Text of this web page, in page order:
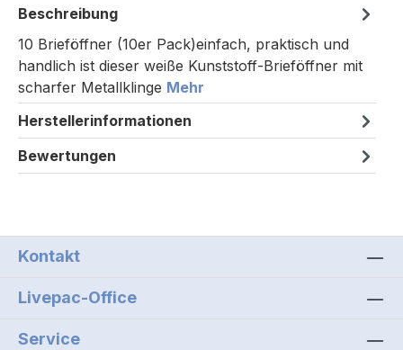
Beschreibung
10 Brieföffner (10er Pack)einfach, praktisch und
handlich ist dieser weiße Kunststoff-Brieföffner mit
scharfer Metallklinge Mehr
Herstellerinformationen
Bewertungen
Kontakt
Livepac-Office
Service